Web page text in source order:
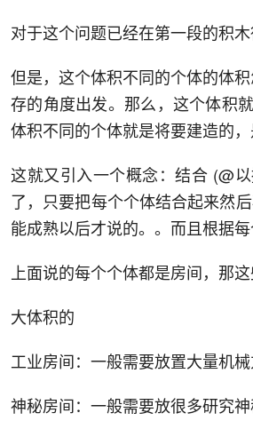
对于这个问题已经在第一段的积
但是，这个体积不同的个体的体
存的角度出发。那么，这个体积
体积不同的个体就是将要建造的，
这就又引入一个概念：结合 (@
了，只要把每个个体结合起来然
能成熟以后才说的。。而且根据
上面说的每个个体都是房间，那
大体积的
工业房间：一般需要放置大量机
神秘房间：一般需要放很多研究